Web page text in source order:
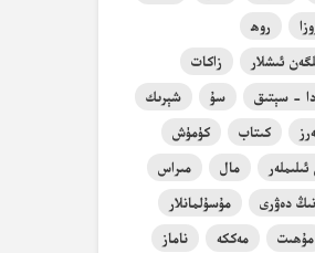
روھ
ئىشلار
زاكات
- سېتىق سۇ
شېرىك
كىتاب
كۈمۈش
مال
مىراس
دەۋرى
مۇسۇلمانلار
مۇھىت مەككە
ناماز